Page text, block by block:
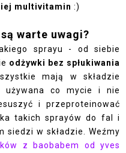
multivitamin :)
warte uwagi?
sprayu - od siebie
odżywki bez spłukiwania
mają w składzie
używana co mycie i nie
i przeproteinować
takich sprayów do fal i
w składzie. Weźmy
z baobabem od yves